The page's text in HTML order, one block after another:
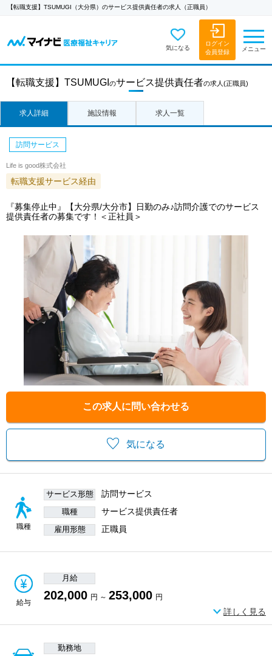
【転職支援】TSUMUGI（大分県）のサービス提供責任者の求人（正職員）
気になる
ログイン
会員登録
メニュー
【転職支援】 TSUMUGI のサービス提供責任者の求人 (正職員)
求人詳細 施設情報 求人一覧
気になる
この求人に問い合わせる
訪問サービス
Life is good株式会社
転職支援サービス経由
『募集停止中』【大分県/大分市】日勤のみ♪訪問介護でのサービス
提供責任者の募集です！＜正社員＞
職種
サービス形態 訪問サービス
職種 サービス提供責任者
雇用形態 正職員
給与
月給
202,000 円 ～ 253,000 円
詳しく見る
勤務地